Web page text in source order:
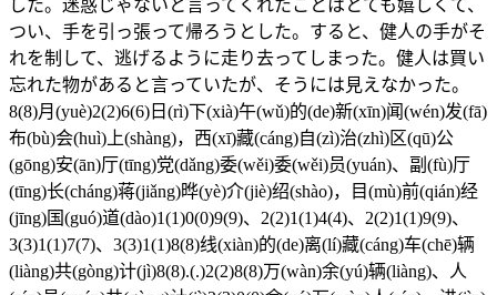
した。迷惑じゃないと言ってくれたことはとても嬉しくて、
つい、手を引っ張って帰ろうとした。すると、健人の手がそ
れを制して、逃げるように走り去ってしまった。健人は買い
忘れた物があると言っていたが、そうには見えなかった。
8(8)月(yuè)2(2)6(6)日(rì)下(xià)午(wǔ)的(de)新(xīn)闻(wén)发(fā)
布(bù)会(huì)上(shàng)，西(xī)藏(cáng)自(zì)治(zhì)区(qū)公
(gōng)安(ān)厅(tīng)党(dǎng)委(wěi)委(wěi)员(yuán)、副(fù)厅
(tīng)长(cháng)蒋(jiǎng)晔(yè)介(jiè)绍(shào)，目(mù)前(qián)经
(jīng)国(guó)道(dào)1(1)0(0)9(9)、2(2)1(1)4(4)、2(2)1(1)9(9)、
3(3)1(1)7(7)、3(3)1(1)8(8)线(xiàn)的(de)离(lí)藏(cáng)车(chē)辆
(liàng)共(gòng)计(jì)8(8).(.)2(2)8(8)万(wàn)余(yú)辆(liàng)、人